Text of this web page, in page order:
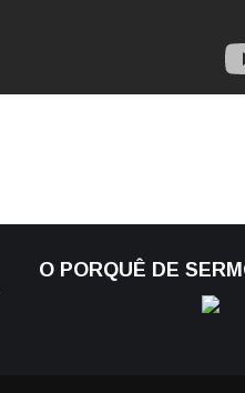
O PORQUÊ DE